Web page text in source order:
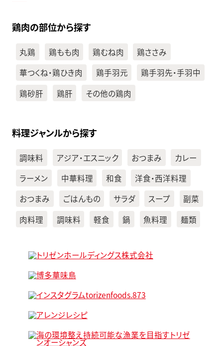
鶏肉の部位から探す
丸鶏 鶏もも肉 鶏むね肉
鶏ささみ
華つくね・鶏ひき肉
鶏手羽元
鶏手羽先・手羽中
鶏砂肝
鶏肝 その他の鶏肉
料理ジャンルから探す
調味料 アジア・エスニック おつまみ
カレー
ラーメン
中華料理 和食
洋食・西洋料理
おつまみ
ごはんもの サラダ スープ
副菜
肉料理
調味料 軽食 鍋 魚料理 麺類